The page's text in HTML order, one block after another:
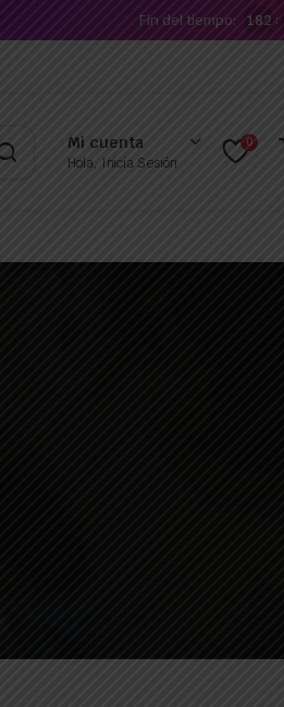
Fin del tiempo: 182 :
Mi cuenta
Hola, Inicia Sesión
0